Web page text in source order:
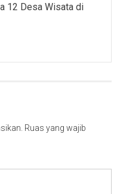
12 Desa Wisata di
Ruas yang wajib